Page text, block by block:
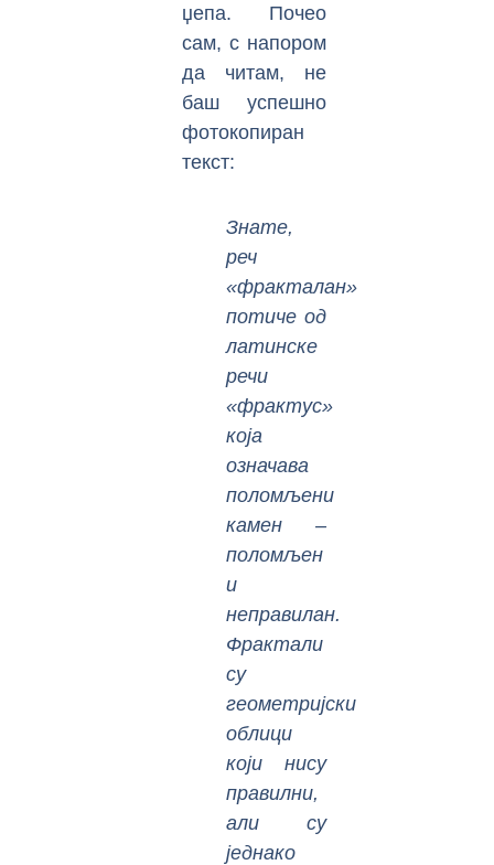
џепа. Почео
сам, с напором
да читам, не
баш успешно
фотокопиран
текст:
Знате,
реч
«фракталан»
потиче од
латинске
речи
«фрактус»
која
означава
поломљени
камен –
поломљен
и
неправилан.
Фрактали
су
геометријски
облици
који нису
правилни,
али су
једнако